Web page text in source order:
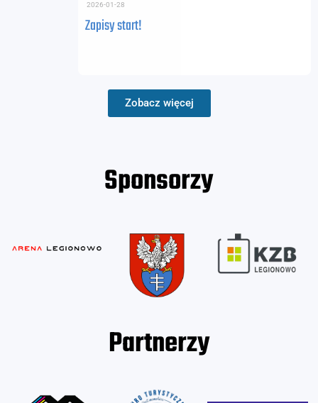
Zapisy start!
2026-01-28
Zobacz więcej
Sponsorzy
Partnerzy